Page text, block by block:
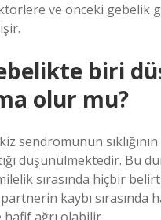
ve önceki gebelik
biri
olur mu?
sendromunun
düşünülmektedir. Bu
sırasında hiçbir
kaybı sırasında